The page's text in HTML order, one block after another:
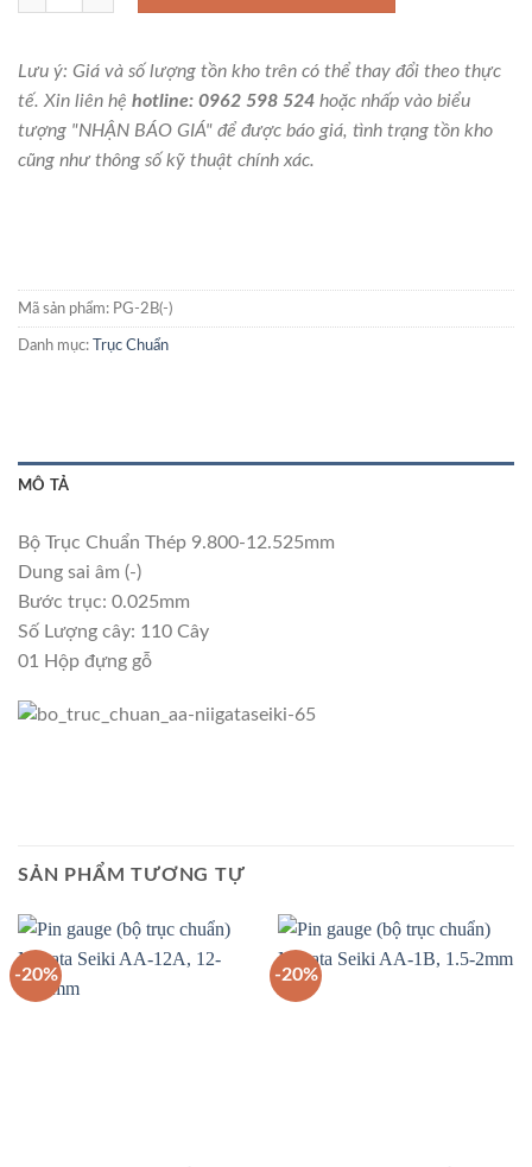
Lưu ý: Giá và số lượng tồn kho trên có thể thay đổi theo thực
tế. Xin liên hệ hotline: 0962 598 524 hoặc nhấp vào biểu
tượng "NHẬN BÁO GIÁ" để được báo giá, tình trạng tồn kho
cũng như thông số kỹ thuật chính xác.
Mã sản phẩm: PG-2B(-)
Danh mục: Trục Chuẩn
MÔ TẢ
Bộ Trục Chuẩn Thép 9.800-12.525mm
Dung sai âm (-)
Bước trục: 0.025mm
Số Lượng cây: 110 Cây
01 Hộp đựng gỗ
SẢN PHẨM TƯƠNG TỰ
-20% -20%